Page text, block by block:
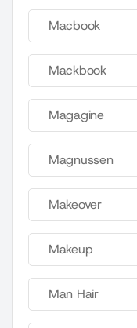
Macbook
Mackbook
Magagine
Magnussen
Makeover
Makeup
Man Hair